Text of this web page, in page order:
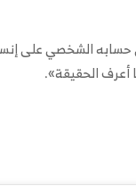
حسابه الشخصي على
أعرف الحقيقة».